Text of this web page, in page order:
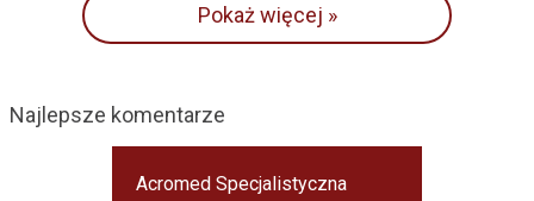
Pokaż więcej »
Najlepsze komentarze
Acromed Specjalistyczna